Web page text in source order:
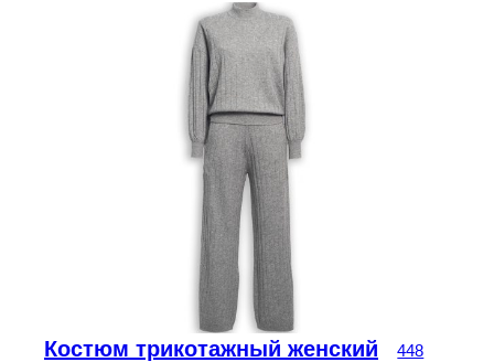
цена составляла 195 000 ₸.
Текущая цена: 136 500 ₸.
Костюм трикотажный женский
448